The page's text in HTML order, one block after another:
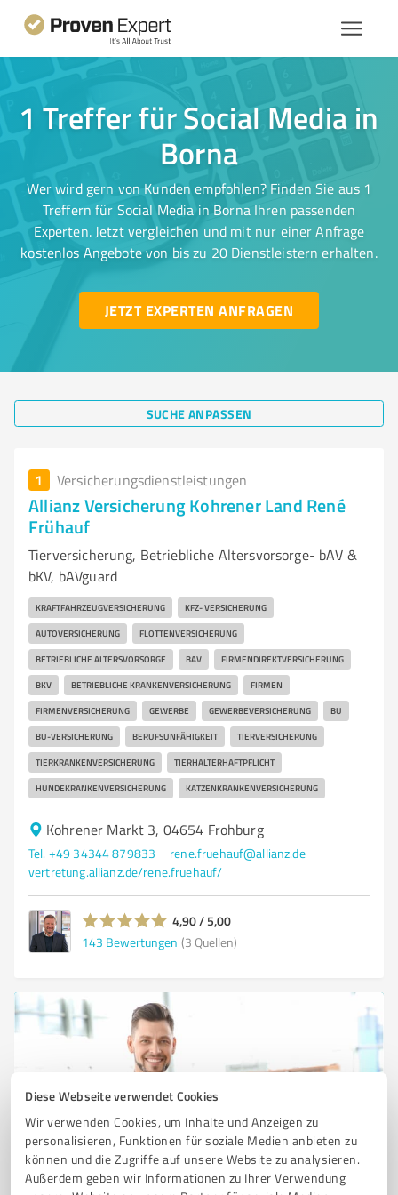
Diese Webseite verwendet Cookies
Wir verwenden Cookies, um Inhalte und Anzeigen zu
personalisieren, Funktionen für soziale Medien anbieten zu
können und die Zugriffe auf unsere Website zu analysieren.
Außerdem geben wir Informationen zu Ihrer Verwendung
1 Treffer für Social Media in
Borna
Wer wird gern von Kunden empfohlen? Finden Sie aus 1
Treffern für Social Media in Borna Ihren passenden
Experten. Jetzt vergleichen und mit nur einer Anfrage
kostenlos Angebote von bis zu 20 Dienstleistern erhalten.
JETZT EXPERTEN ANFRAGEN
SUCHE ANPASSEN
1 Versicherungsdienstleistungen
Allianz Versicherung Kohrener Land René
Frühauf
Tierversicherung, Betriebliche Altersvorsorge- bAV &
bKV, bAVguard
KRAFTFAHRZEUGVERSICHERUNG KFZ- VERSICHERUNG
AUTOVERSICHERUNG FLOTTENVERSICHERUNG
BETRIEBLICHE ALTERSVORSORGE BAV FIRMENDIREKTVERSICHERUNG
BKV BETRIEBLICHE KRANKENVERSICHERUNG FIRMEN
FIRMENVERSICHERUNG GEWERBE GEWERBEVERSICHERUNG BU
BU-VERSICHERUNG BERUFSUNFÄHIGKEIT TIERVERSICHERUNG
TIERKRANKENVERSICHERUNG TIERHALTERHAFTPFLICHT
HUNDEKRANKENVERSICHERUNG KATZENKRANKENVERSICHERUNG
Kohrener Markt 3, 04654 Frohburg
Tel. +49 34344 879833
rene.fruehauf@allianz.de
vertretung.allianz.de/rene.fruehauf/
4,90 / 5,00
143 Bewertungen (3 Quellen)
Sie möchten auch hier gelistet werden?